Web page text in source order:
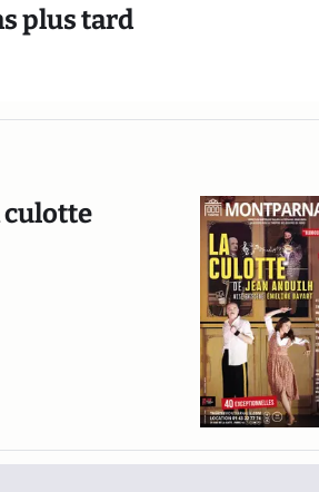
plus tard
culotte